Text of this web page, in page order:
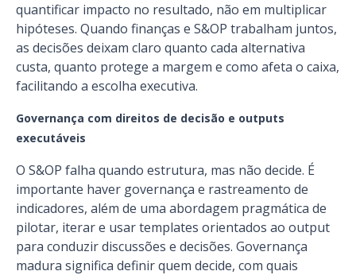
quantificar impacto no resultado, não em multiplicar
hipóteses. Quando finanças e S&OP trabalham juntos,
as decisões deixam claro quanto cada alternativa
custa, quanto protege a margem e como afeta o caixa,
facilitando a escolha executiva.
Governança com direitos de decisão e outputs
executáveis
O S&OP falha quando estrutura, mas não decide. É
importante haver governança e rastreamento de
indicadores, além de uma abordagem pragmática de
pilotar, iterar e usar templates orientados ao output
para conduzir discussões e decisões. Governança
madura significa definir quem decide, com quais